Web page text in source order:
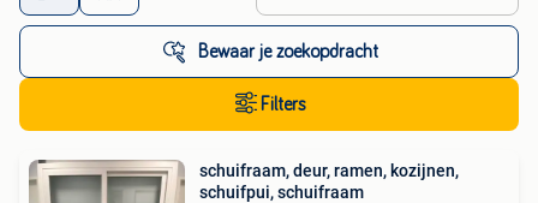
Bewaar je zoekopdracht
Filters
schuifraam, deur, ramen, kozijnen,
schuifpui, schuifraam